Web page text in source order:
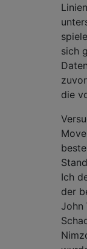
sich
die
Ich
der
John